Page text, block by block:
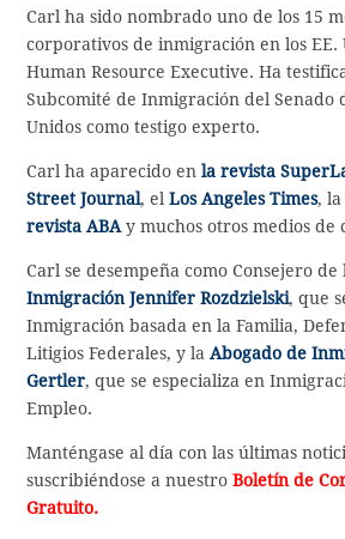
Carl ha sido nombrado uno de los 15
corporativos de inmigración en los EE.
Human Resource Executive. Ha
Subcomité de Inmigración del Senado
Unidos como testigo experto.
Carl ha aparecido enla revista
Street Journal, elLos Angeles Times,
revista ABA y muchos otros medios de
Carl se desempeña como Consejero
Inmigración Jennifer Rozdzielski, que
Inmigración basada en la Familia,
Litigios Federales, y laAbogado de
Gertler, que se especializa en
Empleo.
Manténgase al día con las últimas
suscribiéndose a nuestroBoletín de
Gratuito.